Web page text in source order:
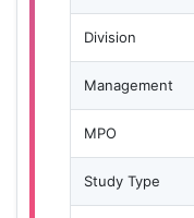
Division
Management
MPO
Study Type